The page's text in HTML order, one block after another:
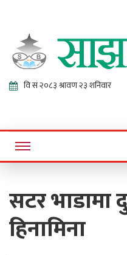
Online News Portal
सटर भाडामा
हिनामिना